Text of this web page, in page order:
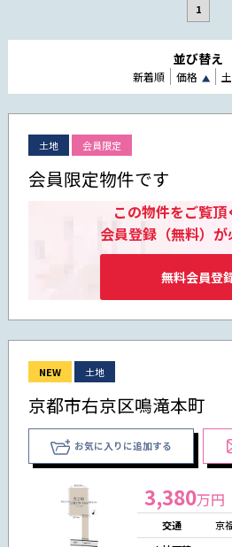
1
並び替え
新着順 価格
土地 会員限定
会員限定物件です
この物件をご覧頂
会員登録（無料）が
無料会員登
NEW 土地
京都市右京区鳴滝本町
お気に入りに追加する
3,380万円
交通
京